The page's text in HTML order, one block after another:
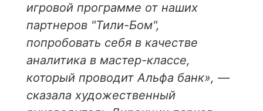
игровой программе от наших
партнеров "Тили-Бом",
попробовать себя в качестве
аналитика в мастер-классе,
который проводит Альфа банк», —
сказала художественный